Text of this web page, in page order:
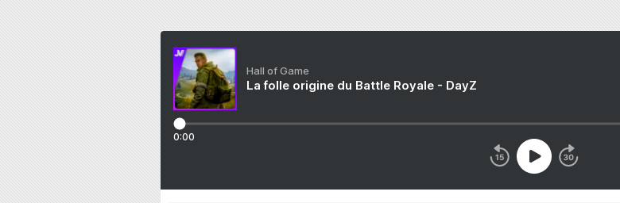
Hall of Game
La folle origine du Battle Royale - DayZ
0:00